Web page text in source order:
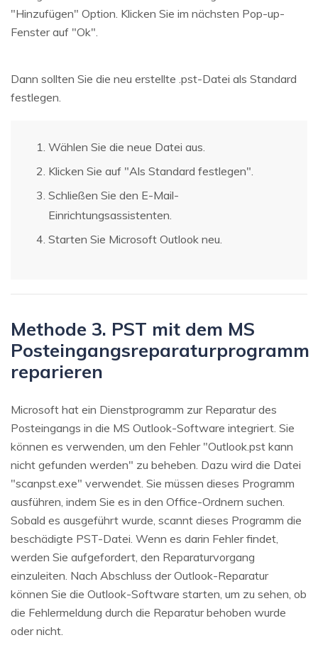
"Hinzufügen" Option. Klicken Sie im nächsten Pop-up-
Fenster auf "Ok".
Dann sollten Sie die neu erstellte .pst-Datei als Standard
festlegen.
Wählen Sie die neue Datei aus.
Klicken Sie auf "Als Standard festlegen".
Schließen Sie den E-Mail-
Einrichtungsassistenten.
Starten Sie Microsoft Outlook neu.
Methode 3. PST mit dem MS
Posteingangsreparaturprogramm
reparieren
Microsoft hat ein Dienstprogramm zur Reparatur des
Posteingangs in die MS Outlook-Software integriert. Sie
können es verwenden, um den Fehler "Outlook.pst kann
nicht gefunden werden" zu beheben. Dazu wird die Datei
"scanpst.exe" verwendet. Sie müssen dieses Programm
ausführen, indem Sie es in den Office-Ordnern suchen.
Sobald es ausgeführt wurde, scannt dieses Programm die
beschädigte PST-Datei. Wenn es darin Fehler findet,
werden Sie aufgefordert, den Reparaturvorgang
einzuleiten. Nach Abschluss der Outlook-Reparatur
können Sie die Outlook-Software starten, um zu sehen, ob
die Fehlermeldung durch die Reparatur behoben wurde
oder nicht.